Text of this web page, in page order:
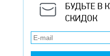
БУДЬТЕ В
СКИДОК